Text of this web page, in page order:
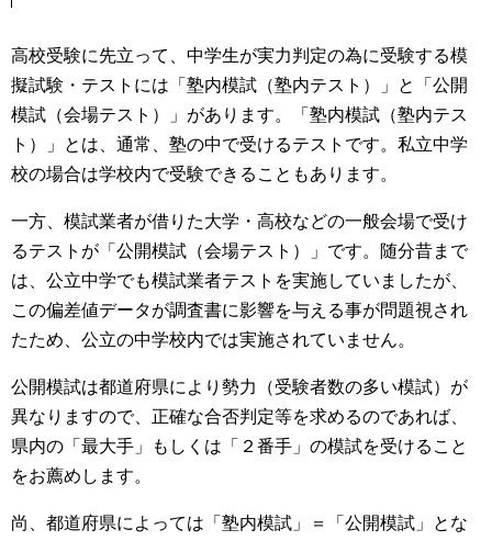
高校受験に先立って、中学生が実力判定の為に受験する模
擬試験・テストには「塾内模試（塾内テスト）」と「公開
模試（会場テスト）」があります。「塾内模試（塾内テス
ト）」とは、通常、塾の中で受けるテストです。私立中学
校の場合は学校内で受験できることもあります。
一方、模試業者が借りた大学・高校などの一般会場で受け
るテストが「公開模試（会場テスト）」です。随分昔まで
は、公立中学でも模試業者テストを実施していましたが、
この偏差値データが調査書に影響を与える事が問題視され
たため、公立の中学校内では実施されていません。
公開模試は都道府県により勢力（受験者数の多い模試）が
異なりますので、正確な合否判定等を求めるのであれば、
県内の「最大手」もしくは「２番手」の模試を受けること
をお薦めします。
尚、都道府県によっては「塾内模試」＝「公開模試」とな